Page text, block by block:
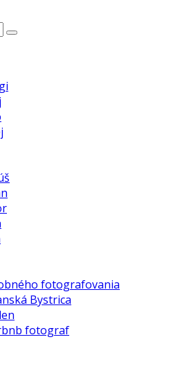
fotografovania
Bystrica
fotograf